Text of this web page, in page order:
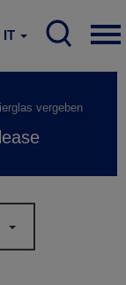
IT
vergeben